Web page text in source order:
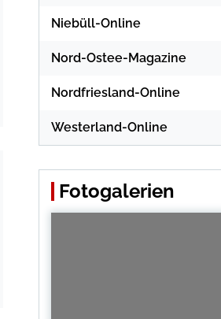
Niebüll-Online
Nord-Ostee-Magazine
Nordfriesland-Online
Westerland-Online
Fotogalerien